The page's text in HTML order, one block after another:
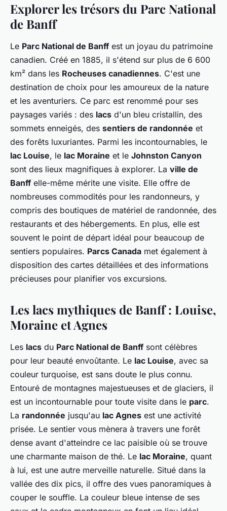
Explorer les trésors du Parc National
de Banff
Le Parc National de Banffest un joyau du patrimoine
canadien. Créé en 1885, il s'étend sur plus de 6 600
km² dans les Rocheuses canadiennes. C'est une
destination de choix pour les amoureux de la nature
et les aventuriers. Ce parc est renommé pour ses
paysages variés : des lacs d'un bleu cristallin, des
sommets enneigés, des sentiers de randonnée et
des forêts luxuriantes. Parmi les incontournables, le
lac Louise, le lac Moraine et le Johnston Canyon
sont des lieux magnifiques à explorer. La ville de
Banffelle-même mérite une visite. Elle offre de
nombreuses commodités pour les randonneurs, y
compris des boutiques de matériel de randonnée, des
restaurants et des hébergements. En plus, elle est
souvent le point de départ idéal pour beaucoup de
sentiers populaires. Parcs Canada met également à
disposition des cartes détaillées et des informations
précieuses pour planifier vos excursions.
Les lacs mythiques de Banff : Louise,
Moraine et Agnes
Les lacs du Parc National de Banffsont célèbres
pour leur beauté envoûtante. Le lac Louise, avec sa
couleur turquoise, est sans doute le plus connu.
Entouré de montagnes majestueuses et de glaciers, il
est un incontournable pour toute visite dans le parc.
La randonnée jusqu'au lac Agnes est une activité
prisée. Le sentier vous mènera à travers une forêt
dense avant d'atteindre ce lac paisible où se trouve
une charmante maison de thé. Le lac Moraine, quant
à lui, est une autre merveille naturelle. Situé dans la
vallée des dix pics, il offre des vues panoramiques à
couper le souffle. La couleur bleue intense de ses